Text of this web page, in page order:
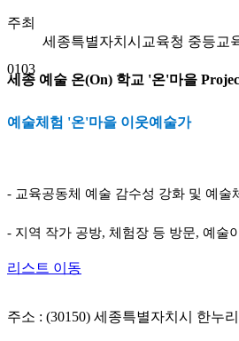
0103
주최
세종특별자치시교육청 중등교
세종 예술 온(On) 학교 '온'마을
예술체험 '온'마을 이웃예술가
- 교육공동체 예술 감수성 강화 및 예술
- 지역 작가 공방, 체험장 등 방문, 예술
리스트 이동
주소 : (30150) 세종특별자치시 한누